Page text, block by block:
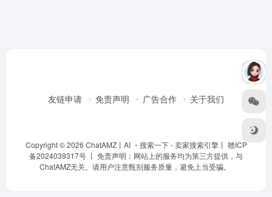
友链申请 免责声明 广告合作 关于我们
Copyright © 2026 ChatAMZ丨AI ・搜索一下 - 卖家搜索引擎丨 赣ICP
备2024039317号 丨 免责声明：网站上的服务均为第三方提供，与
ChatAMZ无关。请用户注意甄别服务质量，避免上当受骗。